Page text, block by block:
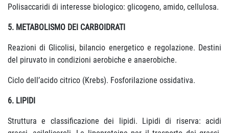
Polisaccaridi di interesse biologico: glicogeno, amido, cellulosa.
5. METABOLISMO DEI CARBOIDRATI
Reazioni di Glicolisi, bilancio energetico e regolazione. Destini
del piruvato in condizioni aerobiche e anaerobiche.
Ciclo dell’acido citrico (Krebs). Fosforilazione ossidativa.
6. LIPIDI
Struttura e classificazione dei lipidi. Lipidi di riserva: acidi